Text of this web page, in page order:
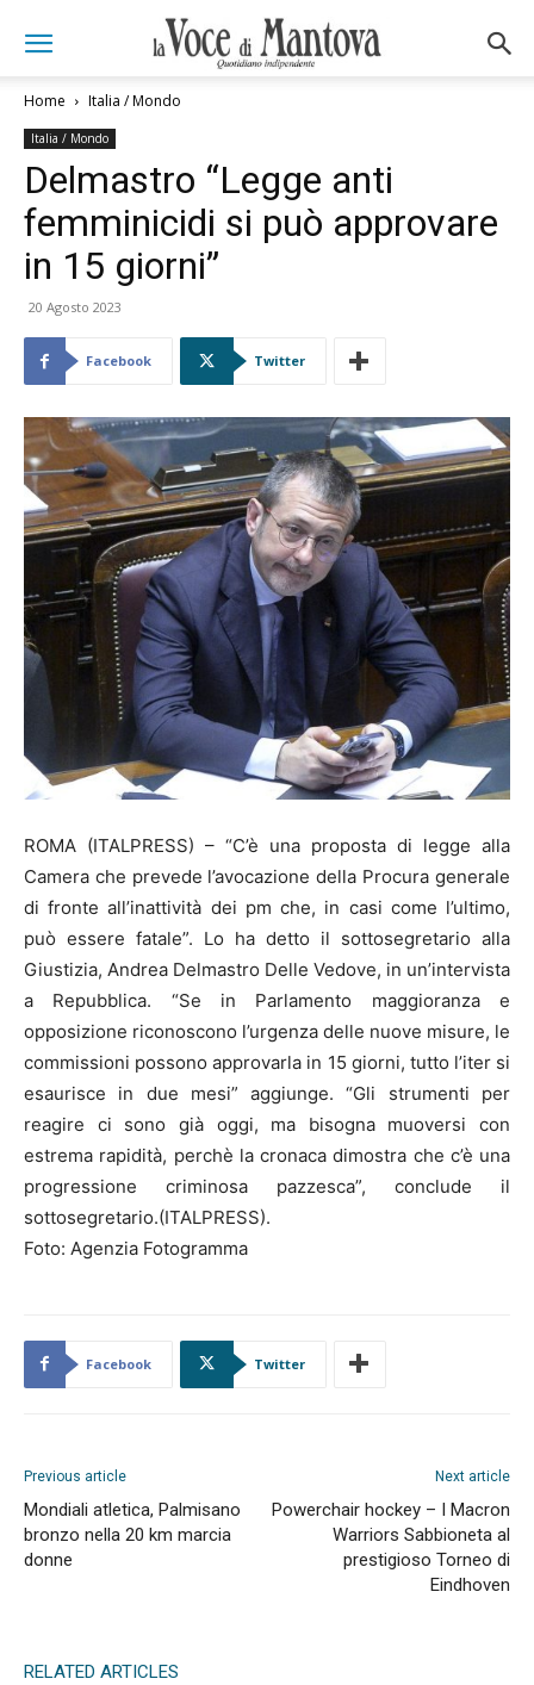
Home Italia / Mondo
Italia / Mondo
Delmastro “Legge anti
femminicidi si può approvare
in 15 giorni”
20 Agosto 2023
Facebook Twitter
ROMA (ITALPRESS) – “C’è una proposta di legge alla
Camera che prevede l’avocazione della Procura generale
di fronte all’inattività dei pm che, in casi come l’ultimo,
può essere fatale”. Lo ha detto il sottosegretario alla
Giustizia, Andrea Delmastro Delle Vedove, in un’intervista
a Repubblica. “Se in Parlamento maggioranza e
opposizione riconoscono l’urgenza delle nuove misure, le
commissioni possono approvarla in 15 giorni, tutto l’iter si
esaurisce in due mesi” aggiunge. “Gli strumenti per
reagire ci sono già oggi, ma bisogna muoversi con
estrema rapidità, perchè la cronaca dimostra che c’è una
progressione criminosa pazzesca”, conclude il
sottosegretario.(ITALPRESS).
Foto: Agenzia Fotogramma
Facebook Twitter
Previous article
Mondiali atletica, Palmisano
bronzo nella 20 km marcia
donne
Next article
Powerchair hockey – I Macron
Warriors Sabbioneta al
prestigioso Torneo di
Eindhoven
RELATED ARTICLES